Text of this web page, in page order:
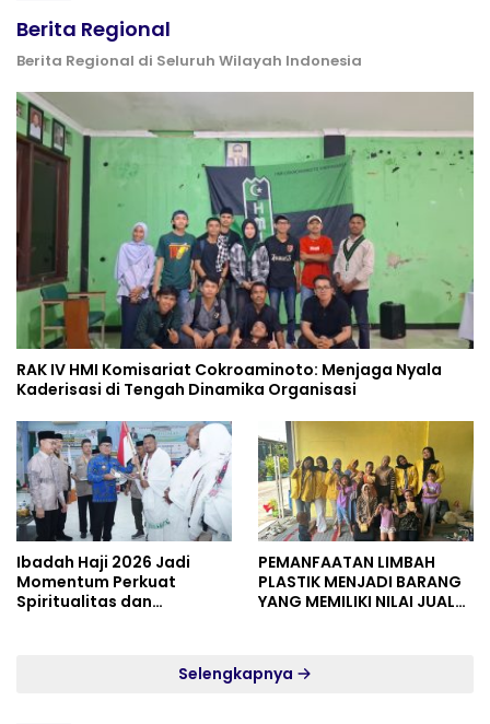
Berita Regional
Berita Regional di Seluruh Wilayah Indonesia
RAK IV HMI Komisariat Cokroaminoto: Menjaga Nyala
Kaderisasi di Tengah Dinamika Organisasi
Ibadah Haji 2026 Jadi
Momentum Perkuat
Spiritualitas dan
PEMANFAATAN LIMBAH
PLASTIK MENJADI BARANG
YANG MEMILIKI NILAI JUAL
Selengkapnya